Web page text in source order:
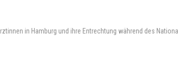
in Hamburg und ihre Entrechtung während des